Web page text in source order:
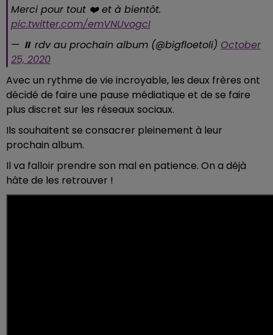
Merci pour tout ❤️ et à bientôt.
pic.twitter.com/emVNUvogcI
— ⏸ rdv au prochain album (@bigfloetoli) October
25, 2020
Avec un rythme de vie incroyable, les deux frères ont
décidé de faire une pause médiatique et de se faire
plus discret sur les réseaux sociaux.
Ils souhaitent se consacrer pleinement à leur
prochain album.
Il va falloir prendre son mal en patience. On a déjà
hâte de les retrouver !